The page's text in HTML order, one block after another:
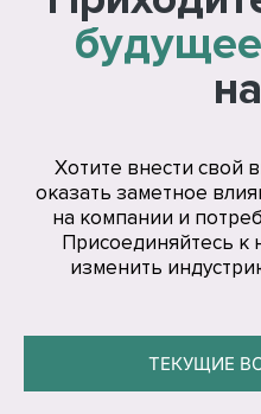
будущее
Хотите внести свой
оказать заметное
на компании и
Присоединяйтесь к
изменить
ТЕКУЩИЕ